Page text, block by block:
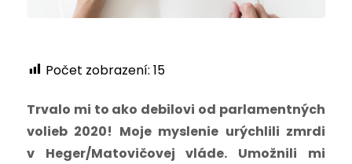
Počet zobrazení: 15
Trvalo mi to ako debilovi od parlamentných
volieb 2020! Moje myslenie urýchlili zmrdi
v Heger/Matovičovej vláde. Umožnili mi